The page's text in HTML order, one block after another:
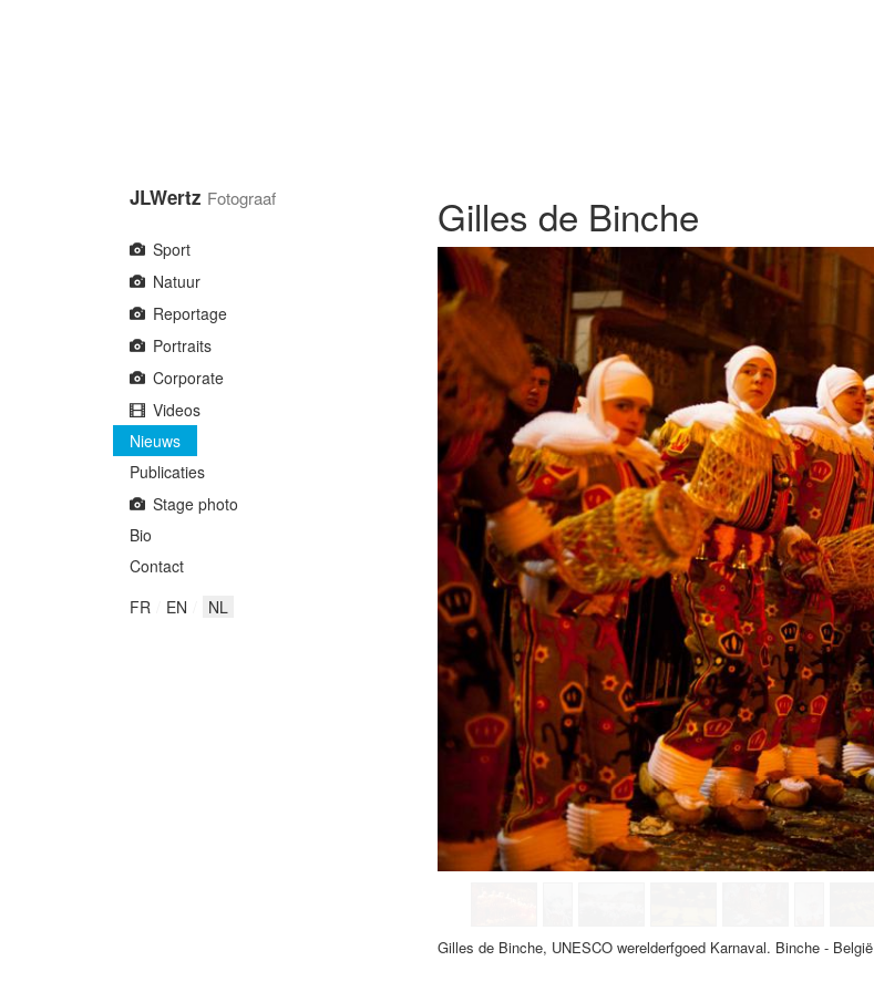
JLWertz Fotograaf
Sport
Natuur
Reportage
Portraits
Corporate
Videos
Nieuws
Publicaties
Stage photo
Bio
Contact
FR
EN NL
Gilles de Binche
Gilles de Binche, UNESCO werelderfgoed Karnaval. Binche - België